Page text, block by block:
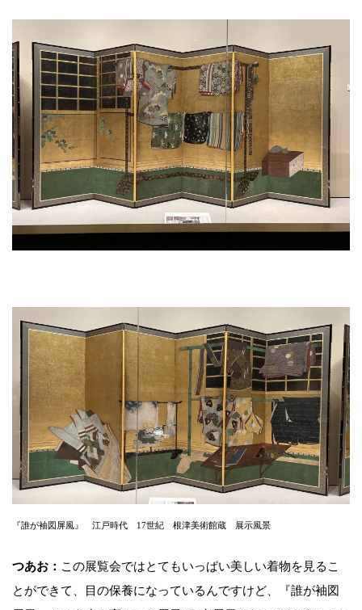
『誰が袖図屏風』 江戸時代 17世紀 根津美術館蔵 展示風景
つあお： この展覧会ではとてもいっぱい美しい着物を見るこ
とができて、目の保養になっているんですけど、『誰が袖図